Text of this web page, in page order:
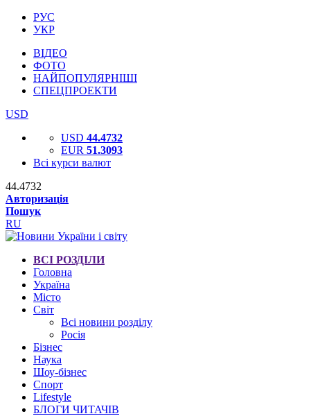
РУС
УКР
ВІДЕО
ФОТО
НАЙПОПУЛЯРНІШІ
СПЕЦПРОЕКТИ
USD
USD 44.4732
EUR 51.3093
Всі курси валют
44.4732
Авторизація
Пошук
RU
ВСІ РОЗДІЛИ
Головна
Україна
Місто
Світ
Всі новини розділу
Росія
Бізнес
Наука
Шоу-бізнес
Спорт
Lifestyle
БЛОГИ ЧИТАЧІВ